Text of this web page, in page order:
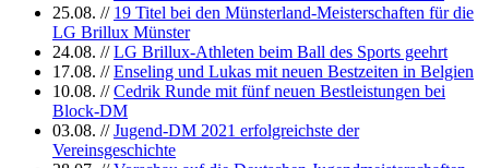
25.08. // 19 Titel bei den Münsterland-Meisterschaften für die
LG Brillux Münster
24.08. //LG Brillux-Athleten beim Ball des Sports geehrt
17.08. //Enseling und Lukas mit neuen Bestzeiten in Belgien
10.08. //Cedrik Runde mit fünf neuen Bestleistungen bei
Block-DM
03.08. //Jugend-DM 2021 erfolgreichste der
Vereinsgeschichte